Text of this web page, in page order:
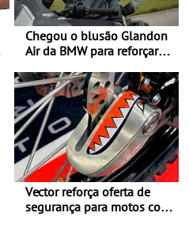
Chegou o blusão Glandon
Air da BMW para reforçar
verão
Vector reforça oferta de
segurança para motos com